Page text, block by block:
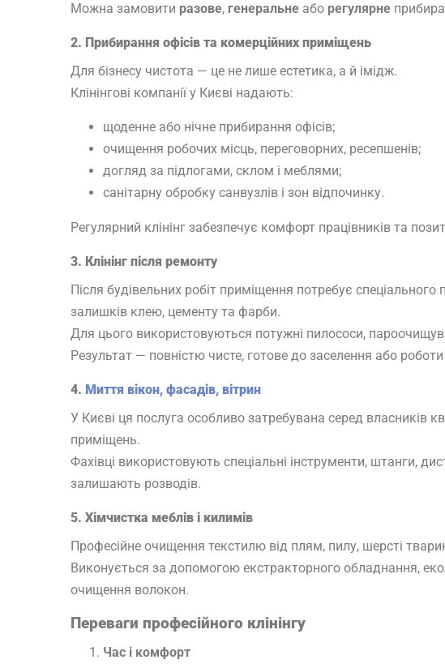
Можна замовити разове, генеральне або регулярне
2. Прибирання офісів та комерційних приміщень
Для бізнесу чистота — це не лише естетика, а й імідж.
Клінінгові компанії у Києві надають:
щоденне або нічне прибирання офісів;
очищення робочих місць, переговорних, ресепшенів;
догляд за підлогами, склом і меблями;
санітарну обробку санвузлів і зон відпочинку.
Регулярний клінінг забезпечує комфорт працівників та
3. Клінінг після ремонту
Після будівельних робіт приміщення потребує
залишків клею, цементу та фарби.
Для цього використовуються потужні пилососи,
Результат — повністю чисте, готове до заселення або
4. Миття вікон, фасадів, вітрин
У Києві ця послуга особливо затребувана серед власників
приміщень.
Фахівці використовують спеціальні інструменти, штанги,
залишають розводів.
5. Хімчистка меблів і килимів
Професійне очищення текстилю від плям, пилу, шерсті тварин
Виконується за допомогою екстракторного обладнання,
очищення волокон.
Переваги професійного клінінгу
Час і комфорт